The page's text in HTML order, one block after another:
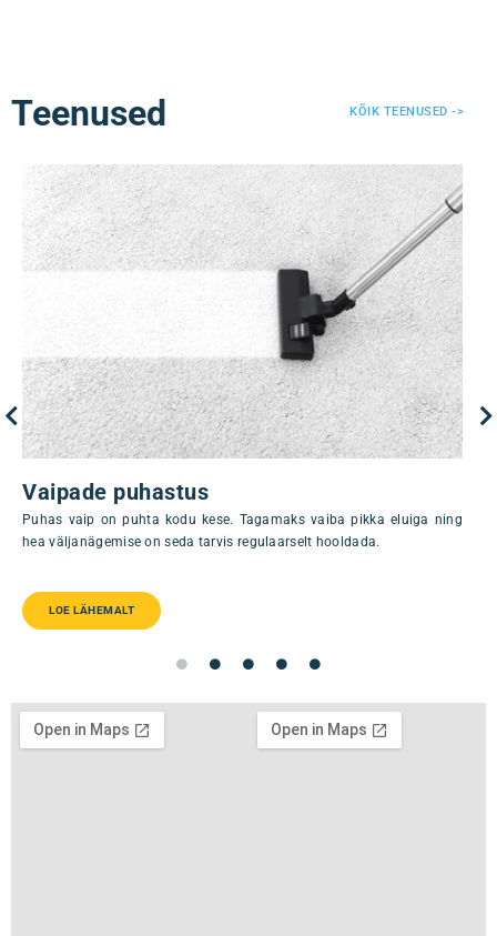
Teenused KÕIK TEENUSED ->
puhastus
vaip on puhta kodu kese. Tagamaks vaiba pikka eluiga ning
väljanägemise on seda tarvis regulaarselt hooldada.
LOE LÄHEMALT